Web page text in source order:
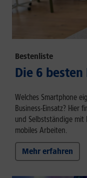
Bestenliste
Die 6 besten
Welches Smartphone
Business-Einsatz? Hier
und Selbstständige mit
mobiles Arbeiten.
Mehr erfahren